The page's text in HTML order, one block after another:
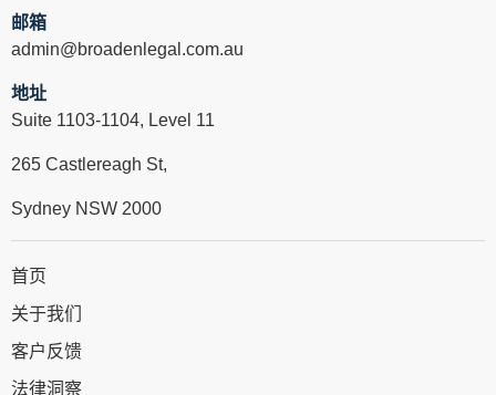
邮箱
admin@broadenlegal.com.au
地址
Suite 1103-1104, Level 11
265 Castlereagh St,
Sydney NSW 2000
首页
关于我们
客户反馈
法律洞察